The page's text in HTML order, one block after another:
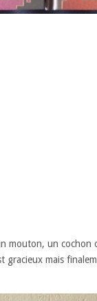
mouton, un
mais